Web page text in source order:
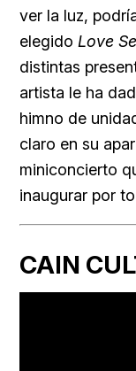
ver la luz,
elegido Love
distintas
artista le ha
himno de
claro en su
miniconcierto
inaugurar por
CAIN